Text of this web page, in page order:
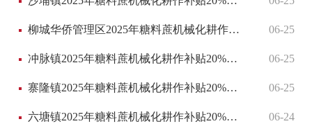
互动回应
柳城华侨管理区2025年糖料蔗机械化耕作补贴20%资金发放明细表(甘蔗生产全程机械化作业补贴-第一批) 06-25
冲脉镇2025年糖料蔗机械化耕作补贴20%资金发放明细表(甘蔗生产全程机械化作业补贴-第五批) 06-25
寨隆镇2025年糖料蔗机械化耕作补贴20%资金发放明细表(甘蔗生产全程机械化作业补贴-第六批) 06-25
六塘镇2025年糖料蔗机械化耕作补贴20%资金发放明细表(甘蔗生产全程机械化作业补贴-第二批) 06-24